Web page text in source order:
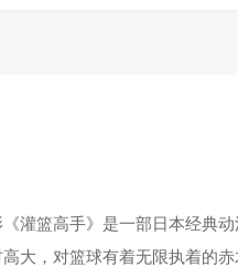
第38集
灌篮高手》是一部日本经典
大，对篮球有着无限执着的